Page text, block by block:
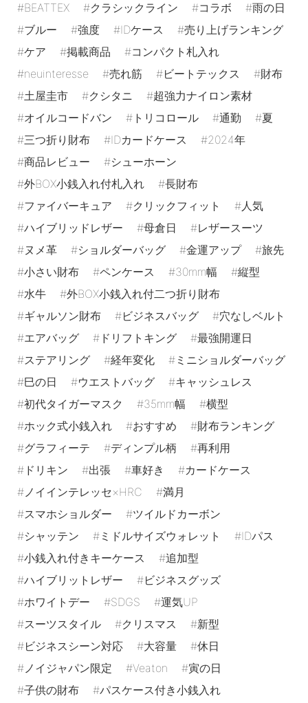
BEATTEX
クラシックライン コラボ
雨の日
ブルー
強度 IDケース
売り上げランキング
ケア
掲載商品
コンパクト札入れ
neuinteresse
売れ筋 ビートテックス
財布
土屋圭市
クシタニ
超強力ナイロン素材
オイルコードバン
トリコロール 通勤
夏
三つ折り財布
IDカードケース
2024年
商品レビュー
シューホーン
外BOX小銭入れ付札入れ
長財布
ファイバーキュア
クリックフィット
人気
ハイブリッドレザー
母倉日
レザースーツ
ヌメ革
ショルダーバッグ 金運アップ
旅先
小さい財布
ペンケース 30mm幅
縦型
水牛
外BOX小銭入れ付二つ折り財布
ギャルソン財布
ビジネスバッグ
穴なしベルト
エアバッグ
ドリフトキング
最強開運日
ステアリング
経年変化
ミニショルダーバッグ
巳の日
ウエストバッグ
キャッシュレス
初代タイガーマスク
35mm幅
横型
ホック式小銭入れ
おすすめ
財布ランキング
グラフィーテ
ディンプル柄
再利用
ドリキン
出張 車好き
カードケース
ノイインテレッセ×HRC
満月
スマホショルダー
ツイルドカーボン
シャッテン
ミドルサイズウォレット
IDパス
小銭入れ付きキーケース
追加型
ハイブリットレザー
ビジネスグッズ
ホワイトデー
SDGS
運気UP
スーツスタイル
クリスマス
新型
ビジネスシーン対応
大容量
休日
ノイジャパン限定
Veaton
寅の日
子供の財布
パスケース付き小銭入れ